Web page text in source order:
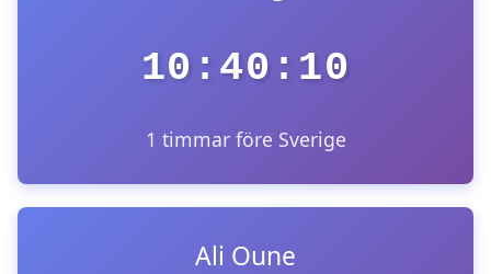
10:40:10
1 timmar före Sverige
Ali Oune